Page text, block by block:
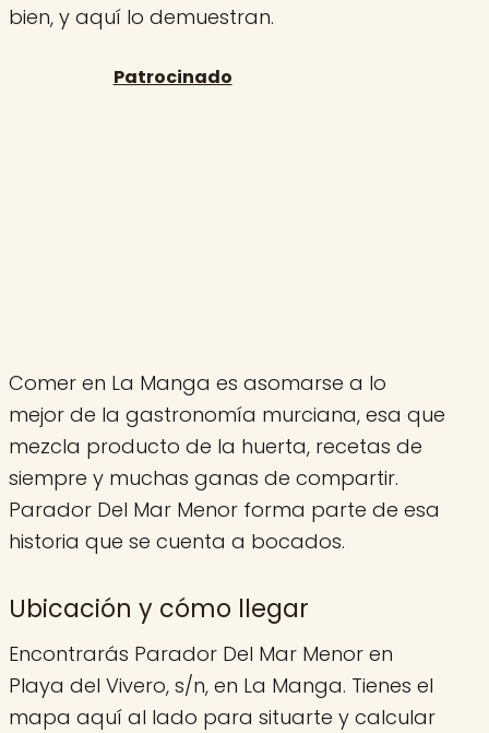
bien, y aquí lo demuestran.
Comer en La Manga es asomarse a lo
mejor de la gastronomía murciana, esa que
mezcla producto de la huerta, recetas de
siempre y muchas ganas de compartir.
Parador Del Mar Menor forma parte de esa
historia que se cuenta a bocados.
Ubicación y cómo llegar
Encontrarás Parador Del Mar Menor en
Playa del Vivero, s/n, en La Manga. Tienes el
mapa aquí al lado para situarte y calcular